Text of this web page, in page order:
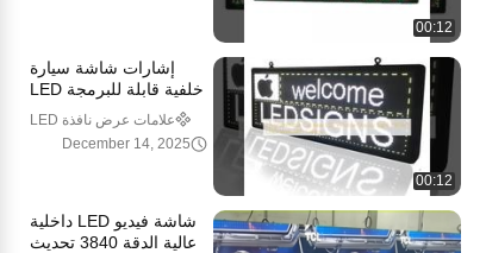
00:12
00:12
إشارات شاشة سيارة
خلفية قابلة للبرمجة LED
P10 ملونة بالكامل مع
التحكم في WIFI
علامات عرض نافذة LED
December 14, 2025
شاشة فيديو LED داخلية
عالية الدقة 3840 تحديث